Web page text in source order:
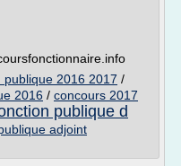
2016 2017 /
2016 / concours 2017
publique d
adjoint